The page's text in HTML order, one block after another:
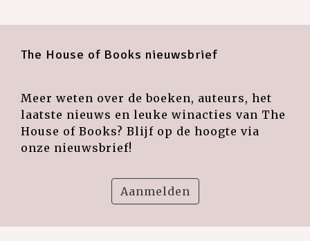
The House of Books nieuwsbrief
Meer weten over de boeken, auteurs, het
laatste nieuws en leuke winacties van The
House of Books? Blijf op de hoogte via
onze nieuwsbrief!
Aanmelden